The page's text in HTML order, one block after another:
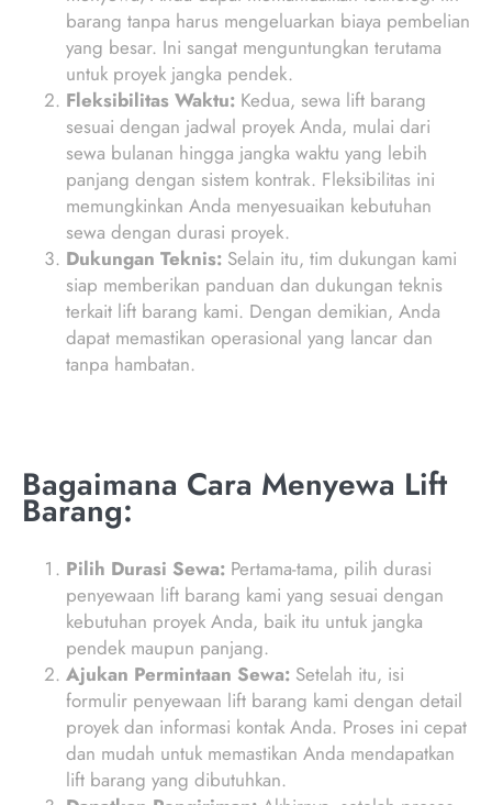
barang tanpa harus mengeluarkan biaya pembelian
yang besar. Ini sangat menguntungkan terutama
untuk proyek jangka pendek.
Fleksibilitas Waktu: Kedua, sewa lift barang
sesuai dengan jadwal proyek Anda, mulai dari
sewa bulanan hingga jangka waktu yang lebih
panjang dengan sistem kontrak. Fleksibilitas ini
memungkinkan Anda menyesuaikan kebutuhan
sewa dengan durasi proyek.
Dukungan Teknis: Selain itu, tim dukungan kami
siap memberikan panduan dan dukungan teknis
terkait lift barang kami. Dengan demikian, Anda
dapat memastikan operasional yang lancar dan
tanpa hambatan.
Bagaimana Cara Menyewa Lift
Barang:
Pilih Durasi Sewa: Pertama-tama, pilih durasi
penyewaan lift barang kami yang sesuai dengan
kebutuhan proyek Anda, baik itu untuk jangka
pendek maupun panjang.
Ajukan Permintaan Sewa: Setelah itu, isi
formulir penyewaan lift barang kami dengan detail
proyek dan informasi kontak Anda. Proses ini cepat
dan mudah untuk memastikan Anda mendapatkan
lift barang yang dibutuhkan.